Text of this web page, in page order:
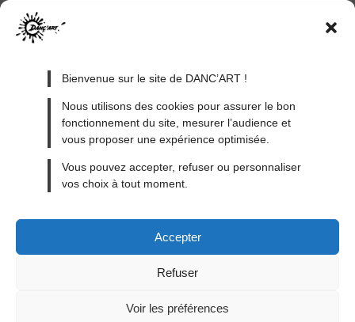
Bienvenue sur le site de DANC’ART !
Nous utilisons des cookies pour assurer le bon
fonctionnement du site, mesurer l’audience et
vous proposer une expérience optimisée.
Vous pouvez accepter, refuser ou personnaliser
vos choix à tout moment.
Accepter
Refuser
Voir les préférences
c
e
b
o
p
p
g
er
n
k
MENTIONS LÉGALES
CONDITIONS GÉNÉRALES DE VENTE
CONDITIONS GÉNÉRALES D’UTILISATION
CONTACT
By ACAB© 2026